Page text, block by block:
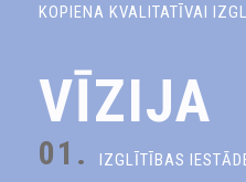
KOPIENA KVALITATĪVAI
VĪZIJA
01.
IZGLĪTĪBAS